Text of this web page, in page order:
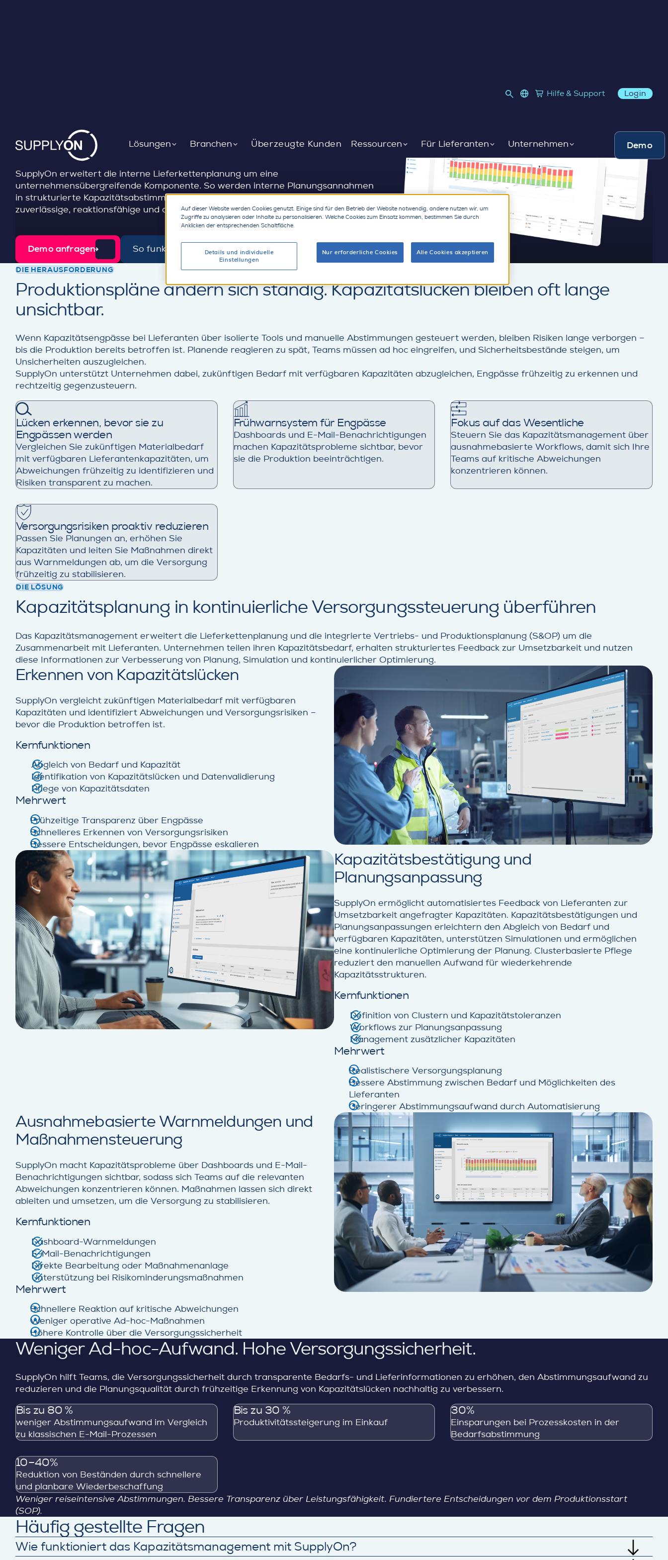
language select
Link to SupplyOn Store
Hilfe & Support Login
Lösungen Branchen Überzeugte Kunden Ressourcen Für Lieferanten Unternehmen Demo
bevor sie die Produktion stoppen
SupplyOn erweitert die interne Lieferkettenplanung um eine
unternehmensübergreifende Komponente. So werden interne Planungsannahmen
in strukturierte Kapazitätsabstimmungen mit Lieferanten überführt – für eine
zuverlässige, reaktionsfähige und optimierbare Planung.
Demo anfragen So funktioniert Kapazitätsmanagement
d
e
a
DIE HERAUSFORDERUNG
Produktionspläne ändern sich ständig. Kapazitätslücken bleiben oft lange
unsichtbar.
Wenn Kapazitätsengpässe bei Lieferanten über isolierte Tools und manuelle Abstimmungen gesteuert werden, bleiben Risiken lange verborgen –
bis die Produktion bereits betroffen ist. Planende reagieren zu spät, Teams müssen ad hoc eingreifen, und Sicherheitsbestände steigen, um
Unsicherheiten auszugleichen.
SupplyOn unterstützt Unternehmen dabei, zukünftigen Bedarf mit verfügbaren Kapazitäten abzugleichen, Engpässe frühzeitig zu erkennen und
rechtzeitig gegenzusteuern.
Lücken erkennen, bevor sie zu
Engpässen werden
Vergleichen Sie zukünftigen Materialbedarf
mit verfügbaren Lieferantenkapazitäten, um
Abweichungen frühzeitig zu identifizieren und
Risiken transparent zu machen.
Frühwarnsystem für Engpässe
Dashboards und E-Mail-Benachrichtigungen
machen Kapazitätsprobleme sichtbar, bevor
sie die Produktion beeinträchtigen.
Fokus auf das Wesentliche
Steuern Sie das Kapazitätsmanagement über
ausnahmebasierte Workflows, damit sich Ihre
Teams auf kritische Abweichungen
konzentrieren können.
Versorgungsrisiken proaktiv reduzieren
Passen Sie Planungen an, erhöhen Sie
Kapazitäten und leiten Sie Maßnahmen direkt
aus Warnmeldungen ab, um die Versorgung
frühzeitig zu stabilisieren.
DIE LÖSUNG
Kapazitätsplanung in kontinuierliche Versorgungssteuerung überführen
Das Kapazitätsmanagement erweitert die Lieferkettenplanung und die integrierte Vertriebs- und Produktionsplanung (S&OP) um die
Zusammenarbeit mit Lieferanten. Unternehmen teilen ihren Kapazitätsbedarf, erhalten strukturiertes Feedback zur Umsetzbarkeit und nutzen
diese Informationen zur Verbesserung von Planung, Simulation und kontinuierlicher Optimierung.
Erkennen von Kapazitätslücken
SupplyOn vergleicht zukünftigen Materialbedarf mit verfügbaren
Kapazitäten und identifiziert Abweichungen und Versorgungsrisiken –
bevor die Produktion betroffen ist.
Kernfunktionen
Abgleich von Bedarf und Kapazität
Identifikation von Kapazitätslücken und Datenvalidierung
Pflege von Kapazitätsdaten
Mehrwert
Frühzeitige Transparenz über Engpässe
Schnelleres Erkennen von Versorgungsrisiken
Bessere Entscheidungen, bevor Engpässe eskalieren
Kapazitätsbestätigung und
Planungsanpassung
SupplyOn ermöglicht automatisiertes Feedback von Lieferanten zur
Umsetzbarkeit angefragter Kapazitäten. Kapazitätsbestätigungen und
Planungsanpassungen erleichtern den Abgleich von Bedarf und
verfügbaren Kapazitäten, unterstützen Simulationen und ermöglichen
eine kontinuierliche Optimierung der Planung. Clusterbasierte Pflege
reduziert den manuellen Aufwand für wiederkehrende
Kapazitätsstrukturen.
Kernfunktionen
Definition von Clustern und Kapazitätstoleranzen
Workflows zur Planungsanpassung
Management zusätzlicher Kapazitäten
Mehrwert
Realistischere Versorgungsplanung
Bessere Abstimmung zwischen Bedarf und Möglichkeiten des
Lieferanten
Geringerer Abstimmungsaufwand durch Automatisierung
Ausnahmebasierte Warnmeldungen und
Maßnahmensteuerung
SupplyOn macht Kapazitätsprobleme über Dashboards und E-Mail-
Benachrichtigungen sichtbar, sodass sich Teams auf die relevanten
Abweichungen konzentrieren können. Maßnahmen lassen sich direkt
ableiten und umsetzen, um die Versorgung zu stabilisieren.
Kernfunktionen
Dashboard-Warnmeldungen
E-Mail-Benachrichtigungen
Direkte Bearbeitung oder Maßnahmenanlage
Unterstützung bei Risikominderungsmaßnahmen
Mehrwert
Schnellere Reaktion auf kritische Abweichungen
Weniger operative Ad-hoc-Maßnahmen
Höhere Kontrolle über die Versorgungssicherheit
Weniger Ad-hoc-Aufwand. Hohe Versorgungssicherheit.
SupplyOn hilft Teams, die Versorgungssicherheit durch transparente Bedarfs- und Lieferinformationen zu erhöhen, den Abstimmungsaufwand zu
reduzieren und die Planungsqualität durch frühzeitige Erkennung von Kapazitätslücken nachhaltig zu verbessern.
Bis zu 80 %
weniger Abstimmungsaufwand im Vergleich
zu klassischen E-Mail-Prozessen
Bis zu 30 %
Produktivitätssteigerung im Einkauf
30%
Einsparungen bei Prozesskosten in der
Bedarfsabstimmung
10–40%
Reduktion von Beständen durch schnellere
und planbare Wiederbeschaffung
Weniger reiseintensive Abstimmungen. Bessere Transparenz über Leistungsfähigkeit. Fundiertere Entscheidungen vor dem Produktionsstart
(SOP).
Häufig gestellte Fragen
Wie funktioniert das Kapazitätsmanagement mit SupplyOn?
Auf dieser Website werden Cookies genutzt. Einige sind für den Betrieb der Website notwendig, andere nutzen wir, um
Zugriffe zu analysieren oder Inhalte zu personalisieren. Welche Cookies zum Einsatz kommen, bestimmen Sie durch
Anklicken der entsprechenden Schaltfläche.
Nur erforderliche Cookies Alle Cookies akzeptieren
Details und individuelle
Einstellungen